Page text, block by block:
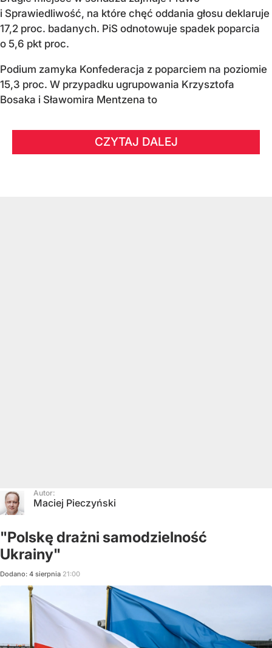
i Sprawiedliwość, na które chęć oddania głosu deklaruje
17,2 proc. badanych. PiS odnotowuje spadek poparcia
o 5,6 pkt proc.
Podium zamyka Konfederacja z poparciem na poziomie
15,3 proc. W przypadku ugrupowania Krzysztofa
Bosaka i Sławomira Mentzena to
CZYTAJ DALEJ
Autor:
Maciej Pieczyński
"Polskę drażni samodzielność
Ukrainy"
Dodano: 4 sierpnia 21:00